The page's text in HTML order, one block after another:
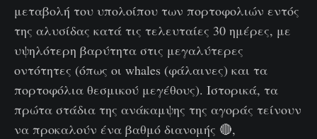
μεταβολή του υπολοίπου των πορτοφολιών εντός
της αλυσίδας κατά τις τελευταίες 30 ημέρες, με
υψηλότερη βαρύτητα στις μεγαλύτερες
οντότητες (όπως οι whales (φάλαινες) και τα
πορτοφόλια θεσμικού μεγέθους). Ιστορικά, τα
πρώτα στάδια της ανάκαμψης της αγοράς τείνουν
να προκαλούν ένα βαθμό διανομής 🔴,